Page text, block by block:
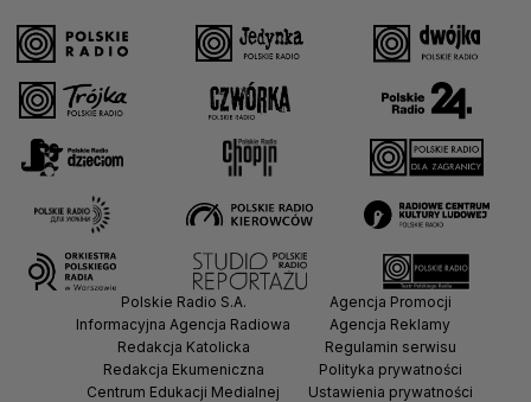
Polskie Radio S.A.
Informacyjna Agencja Radiowa
Redakcja Katolicka
Redakcja Ekumeniczna
Centrum Edukacji Medialnej
Agencja Promocji
Agencja Reklamy
Regulamin serwisu
Polityka prywatności
Ustawienia prywatności